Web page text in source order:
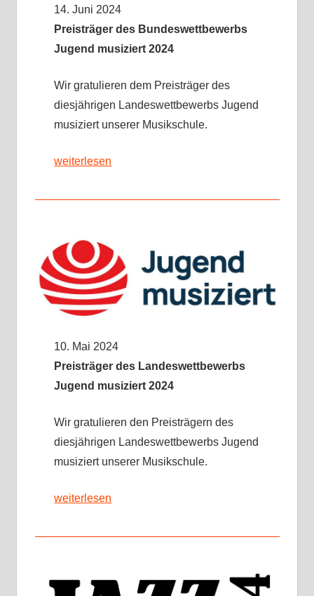
14. Juni 2024
Preisträger des Bundeswettbewerbs
Jugend musiziert 2024
Wir gratulieren dem Preisträger des
diesjährigen Landeswettbewerbs Jugend
musiziert unserer Musikschule.
weiterlesen
10. Mai 2024
Preisträger des Landeswettbewerbs
Jugend musiziert 2024
Wir gratulieren den Preisträgern des
diesjährigen Landeswettbewerbs Jugend
musiziert unserer Musikschule.
weiterlesen